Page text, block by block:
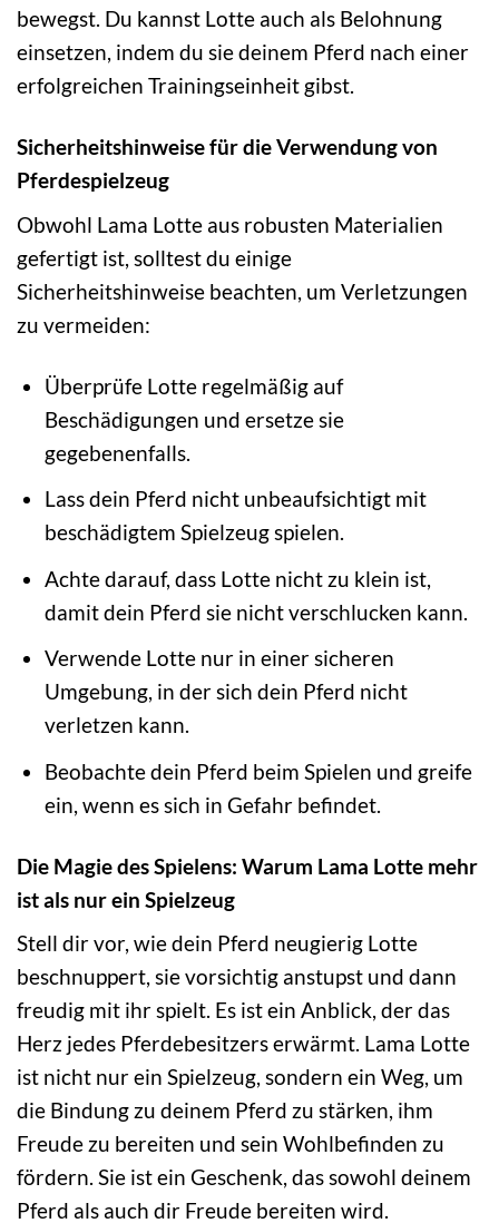
bewegst. Du kannst Lotte auch als Belohnung
einsetzen, indem du sie deinem Pferd nach einer
erfolgreichen Trainingseinheit gibst.
Sicherheitshinweise für die Verwendung von
Pferdespielzeug
Obwohl Lama Lotte aus robusten Materialien
gefertigt ist, solltest du einige
Sicherheitshinweise beachten, um Verletzungen
zu vermeiden:
Überprüfe Lotte regelmäßig auf
Beschädigungen und ersetze sie
gegebenenfalls.
Lass dein Pferd nicht unbeaufsichtigt mit
beschädigtem Spielzeug spielen.
Achte darauf, dass Lotte nicht zu klein ist,
damit dein Pferd sie nicht verschlucken kann.
Verwende Lotte nur in einer sicheren
Umgebung, in der sich dein Pferd nicht
verletzen kann.
Beobachte dein Pferd beim Spielen und greife
ein, wenn es sich in Gefahr befindet.
Die Magie des Spielens: Warum Lama Lotte mehr
ist als nur ein Spielzeug
Stell dir vor, wie dein Pferd neugierig Lotte
beschnuppert, sie vorsichtig anstupst und dann
freudig mit ihr spielt. Es ist ein Anblick, der das
Herz jedes Pferdebesitzers erwärmt. Lama Lotte
ist nicht nur ein Spielzeug, sondern ein Weg, um
die Bindung zu deinem Pferd zu stärken, ihm
Freude zu bereiten und sein Wohlbefinden zu
fördern. Sie ist ein Geschenk, das sowohl deinem
Pferd als auch dir Freude bereiten wird.